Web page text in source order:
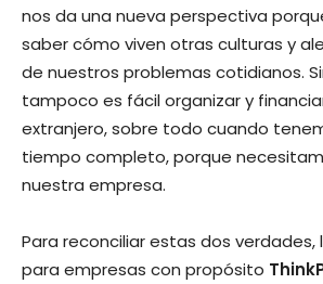
nos da una nueva perspectiva
saber cómo viven otras culturas y
de nuestros problemas cotidianos.
tampoco es fácil organizar y
extranjero, sobre todo cuando
tiempo completo, porque
nuestra empresa.
Para reconciliar estas dos verdades,
para empresas con propósito